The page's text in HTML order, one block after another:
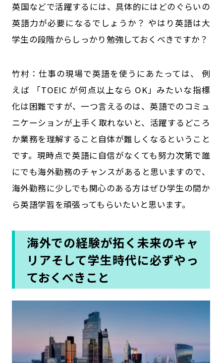
――英国などで活躍するには、具体的にはどのぐらいの
英語力が必要になるでしょうか？ やはり英語は大
学生の段階からしっかり勉強しておくべきですか？
竹村：仕事の現場で英語を使うにあたっては、 例
えば 「TOEIC が何点以上なら OK」みたいな指標
化は困難ですが、一つ言えるのは、英語でのコミュ
ニケーションが上手く取れないと、活躍するどころ
か業務を理解すること自体が難しくなるということ
です。現時点で英語に自信がなくても努力次第で誰
にでも海外勤務のチャンスがあると思いますので、
海外勤務に少しでも関心のある方はぜひ学生の間か
ら英語学習を頑張ってもらいたいと思います。
海外での経験が拓く未来のキャ
リアそして学生時代に必ずやっ
ておくべきこと